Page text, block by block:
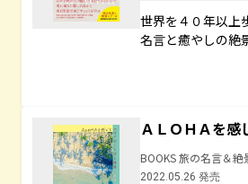
世界を４０年以上
名言と癒やしの絶
ＡＬＯＨＡを感
BOOKS 旅の名言＆絶
2022.05.26 発売